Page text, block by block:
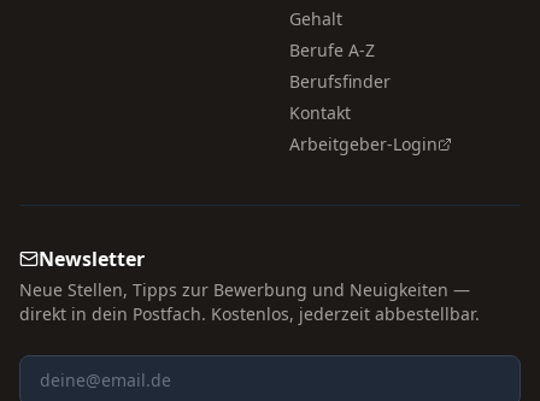
Gehalt
Berufe A-Z
Berufsfinder
Kontakt
Arbeitgeber-Login
Newsletter
Neue Stellen, Tipps zur Bewerbung und Neuigkeiten —
direkt in dein Postfach. Kostenlos, jederzeit abbestellbar.